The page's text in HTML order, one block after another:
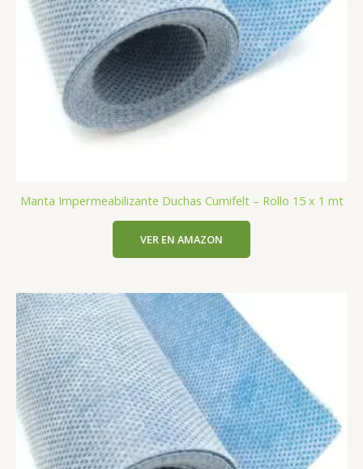
Manta Impermeabilizante Duchas Cumifelt – Rollo 15 x 1 mt
VER EN AMAZON